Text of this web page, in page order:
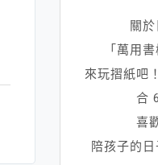
關
「萬用
來玩摺紙吧
合
喜
陪孩子的